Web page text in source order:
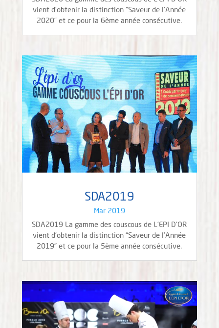
vient d’obtenir la distinction “Saveur de l’Année
2020” et ce pour la 6ème année consécutive.
SDA2019
Mar 2019
SDA2019 La gamme des couscous de L’EPI D’OR
vient d’obtenir la distinction “Saveur de l’Année
2019” et ce pour la 5ème année consécutive.